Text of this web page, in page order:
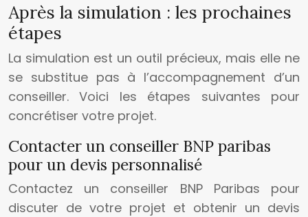
Après la simulation : les prochaines
étapes
La simulation est un outil précieux, mais elle ne
se substitue pas à l’accompagnement d’un
conseiller. Voici les étapes suivantes pour
concrétiser votre projet.
Contacter un conseiller BNP paribas
pour un devis personnalisé
Contactez un conseiller BNP Paribas pour
discuter de votre projet et obtenir un devis